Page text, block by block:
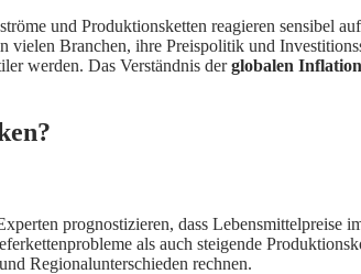
und Produktionsketten reagieren sensibel
Branchen, ihre Preispolitik und
werden. Das Verständnis derglobalen
prognostizieren, dass Lebensmittelpreise
als auch steigende
Regionalunterschieden rechnen.